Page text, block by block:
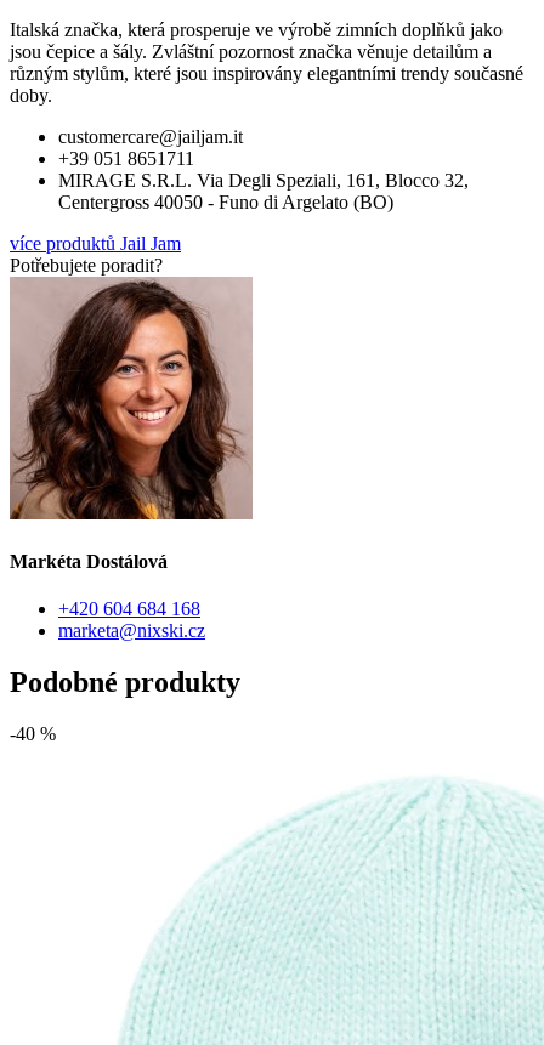
Italská značka, která prosperuje ve výrobě zimních doplňků jako
jsou čepice a šály. Zvláštní pozornost značka věnuje detailům a
různým stylům, které jsou inspirovány elegantními trendy současné
doby.
customercare@jailjam.it
+39 051 8651711
MIRAGE S.R.L. Via Degli Speziali, 161, Blocco 32,
Centergross 40050 - Funo di Argelato (BO)
více produktů Jail Jam
Potřebujete poradit?
Markéta Dostálová
+420 604 684 168
marketa@nixski.cz
Podobné produkty
-40 %